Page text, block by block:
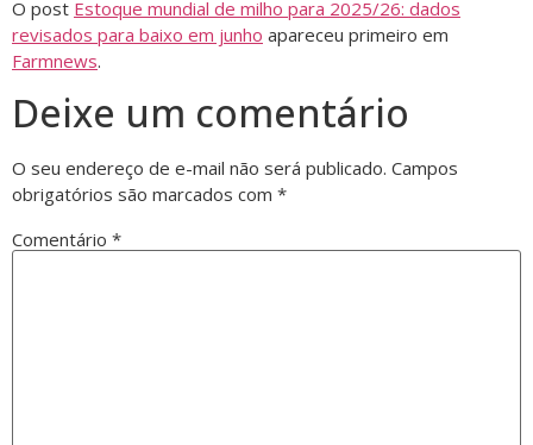
O post Estoque mundial de milho para 2025/26: dados
revisados para baixo em junho apareceu primeiro em
Farmnews.
Deixe um comentário
O seu endereço de e-mail não será publicado. Campos
obrigatórios são marcados com *
Comentário *